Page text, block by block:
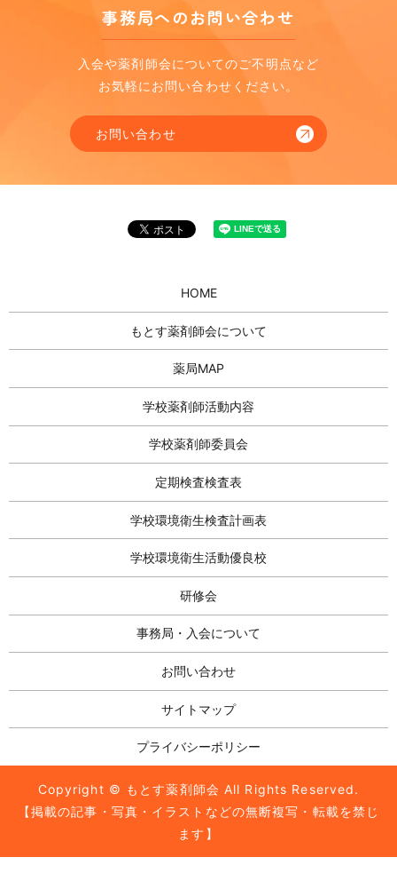
事務局へのお問い合わせ
入会や薬剤師会についてのご不明点など
お気軽にお問い合わせください。
お問い合わせ
HOME
もとす薬剤師会について
薬局MAP
学校薬剤師活動内容
学校薬剤師委員会
定期検査検査表
学校環境衛生検査計画表
学校環境衛生活動優良校
研修会
事務局・入会について
お問い合わせ
サイトマップ
プライバシーポリシー
Copyright © もとす薬剤師会 All Rights Reserved.
【掲載の記事・写真・イラストなどの無断複写・転載を禁じ
ます】